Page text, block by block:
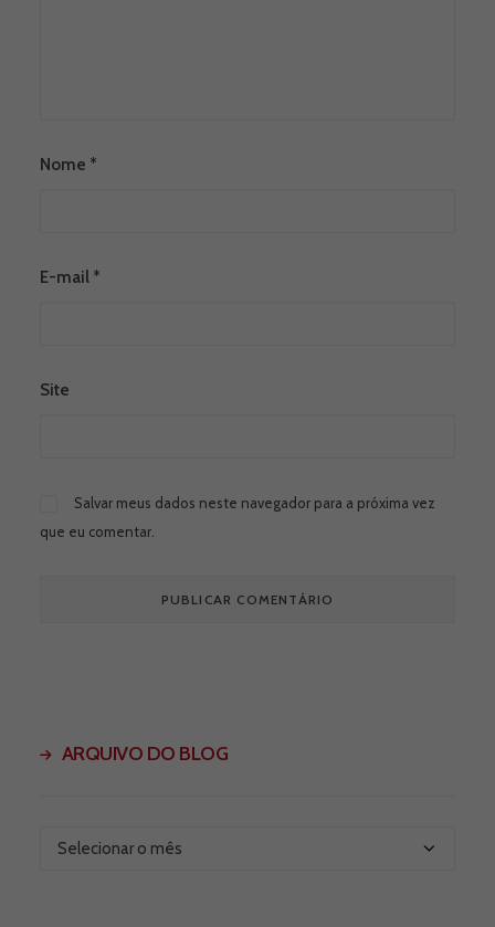
Nome *
E-mail *
Site
Salvar meus dados neste navegador para a próxima vez
que eu comentar.
ARQUIVO DO BLOG
Arquivo